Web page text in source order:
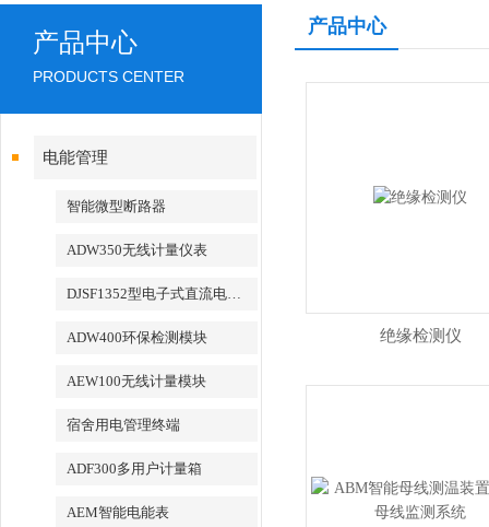
产品中心
PRODUCTS CENTER
电能管理
智能微型断路器
ADW350无线计量仪表
DJSF1352型电子式直流电能表
ADW400环保检测模块
AEW100无线计量模块
宿舍用电管理终端
ADF300多用户计量箱
AEM智能电能表
产品中心
绝缘检测仪